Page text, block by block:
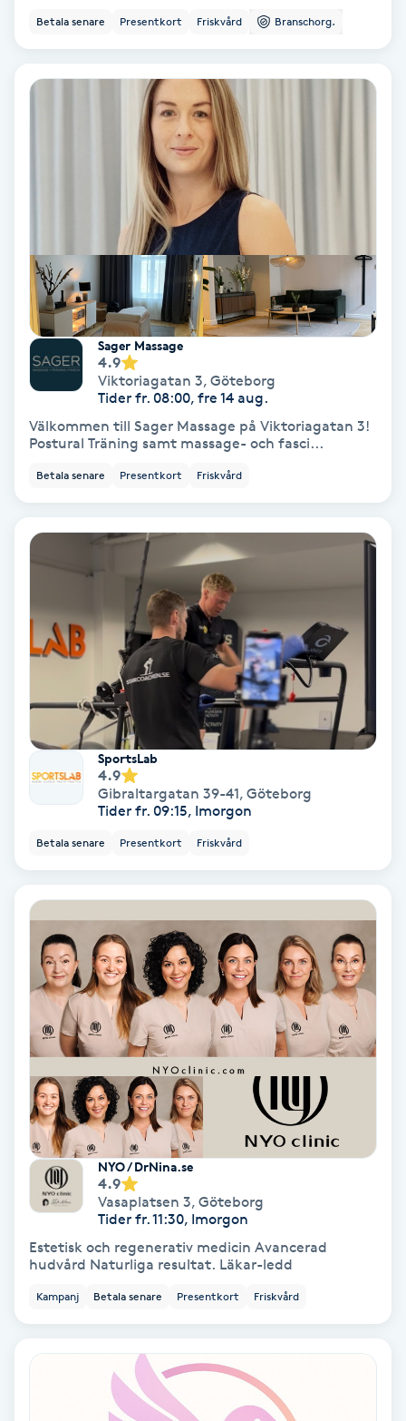
Hudvård
Hyaluronsyra
Hårbottenbehandling
Hårförlängning
Hårvård
Hälsa
Hälsprickor
IPL hårborttagning
IR-massage
Japansk massage
Katun fransar
Kemisk peeling
Keratinbehandling
Kinesiologi
Kinesisk medicin
Kiropraktik
Klangmassage
Klippning
Klippning ungdom
Koppningsmassage
Betala senare Presentkort Friskvård Branschorg.
Sager Massage
4.9
Viktoriagatan 3, Göteborg
Tider fr. 08:00, fre 14 aug.
Välkommen till Sager Massage på Viktoriagatan 3!
Postural Träning samt massage- och fasci...
Betala senare Presentkort Friskvård
SportsLab
4.9
Gibraltargatan 39-41, Göteborg
Tider fr. 09:15, Imorgon
Betala senare Presentkort Friskvård
NYO / DrNina.se
4.9
Vasaplatsen 3, Göteborg
Tider fr. 11:30, Imorgon
Estetisk och regenerativ medicin Avancerad
hudvård Naturliga resultat. Läkar-ledd
Kampanj Betala senare Presentkort Friskvård